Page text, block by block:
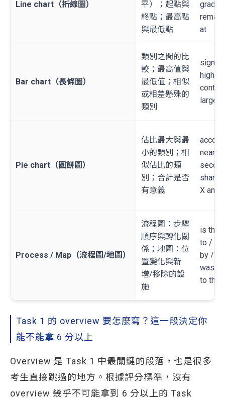
Line chart（折線圖）
平）；起點與
終點；最高點
與最低點
at
Bar chart（長條圖）
類別之間的比
較；最高值與
最低值；相似
或相差懸殊的
類別
higher
Pie chart（圓餅圖）
佔比最大與最
小的類別；相
似佔比的類
別；合計是否
有意義
nearly
share
X and
Process / Map（流程圖/地圖）
流程圖：步驟
順序與轉化關
係；地圖：位
置變化與新
增/移除的設
施
is
to /
by / a
was
to the
Task 1 的 overview 要怎麼寫？這一段決定你
能不能拿 6 分以上
Overview 是 Task 1 中最關鍵的段落，也是很多
考生直接跳過的地方。根據評分標準，沒有
overview 幾乎不可能拿到 6 分以上的 Task